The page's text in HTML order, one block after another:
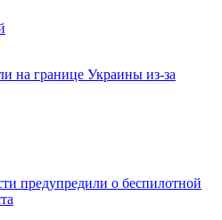
на границе Украины из-за
предупредили о беспилотной